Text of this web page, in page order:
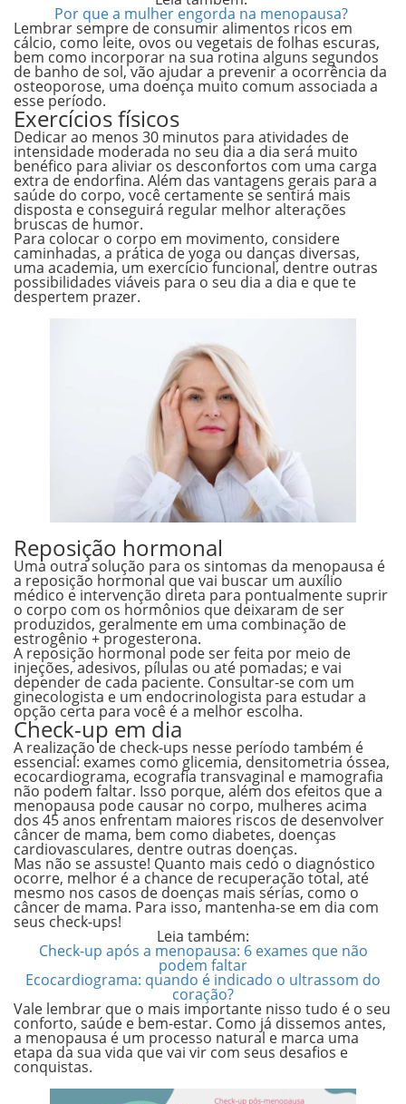
Por que a mulher engorda na menopausa?
Lembrar sempre de consumir alimentos ricos em
cálcio, como leite, ovos ou vegetais de folhas escuras,
bem como incorporar na sua rotina alguns segundos
de banho de sol, vão ajudar a prevenir a ocorrência da
osteoporose, uma doença muito comum associada a
esse período.
Exercícios físicos
Dedicar ao menos 30 minutos para atividades de
intensidade moderada no seu dia a dia será muito
benéfico para aliviar os desconfortos com uma carga
extra de endorfina. Além das vantagens gerais para a
saúde do corpo, você certamente se sentirá mais
disposta e conseguirá regular melhor alterações
bruscas de humor.
Para colocar o corpo em movimento, considere
caminhadas, a prática de yoga ou danças diversas,
uma academia, um exercício funcional, dentre outras
possibilidades viáveis para o seu dia a dia e que te
despertem prazer.
Reposição hormonal
Uma outra solução para os sintomas da menopausa é
a reposição hormonal que vai buscar um auxílio
médico e intervenção direta para pontualmentesuprir
o corpo com os hormônios que deixaram de ser
produzidos, geralmente em uma combinação de
estrogênio + progesterona.
A reposição hormonal pode ser feita por meio de
injeções, adesivos, pílulas ou até pomadas; e vai
depender de cada paciente. Consultar-se com um
ginecologista e um endocrinologista para estudar a
opção certa para você é a melhor escolha.
Check-up em dia
A realização de check-ups nesse período também é
essencial: exames como glicemia, densitometria óssea,
ecocardiograma, ecografia transvaginal e mamografia
não podem faltar. Isso porque, além dos efeitos que a
menopausa pode causar no corpo, mulheres acima
dos 45 anos enfrentam maiores riscos de desenvolver
câncer de mama, bem como diabetes, doenças
cardiovasculares, dentre outras doenças.
Mas não se assuste! Quanto mais cedo o diagnóstico
ocorre, melhor é a chance de recuperação total, até
mesmo nos casos de doenças mais sérias, como o
câncer de mama. Para isso, mantenha-se em dia com
seus check-ups!
Leia também:
Check-up após a menopausa: 6 exames que não
podem faltar
Ecocardiograma: quando é indicado o ultrassom do
coração?
Vale lembrar que o mais importante nisso tudo é o seu
conforto, saúde e bem-estar. Como já dissemos antes,
a menopausa é um processo natural e marca uma
etapa da sua vida que vai vir com seus desafios e
conquistas.